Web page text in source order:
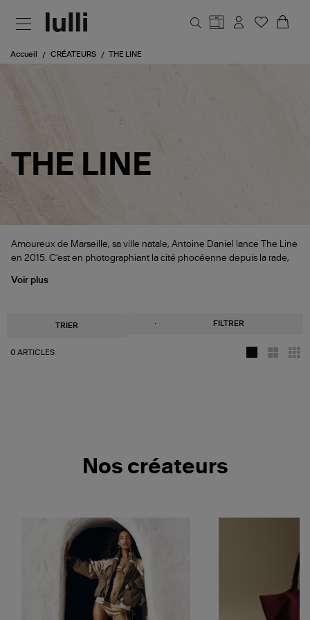
Accueil CRÉATEURS THE LINE
THE LINE
Amoureux de Marseille, sa ville natale, Antoine Daniel lance The Line
en 2015. C’est en photographiant la cité phocéenne depuis la rade,
Voir plus
TRIER FILTRER
0 ARTICLES
Nos créateurs